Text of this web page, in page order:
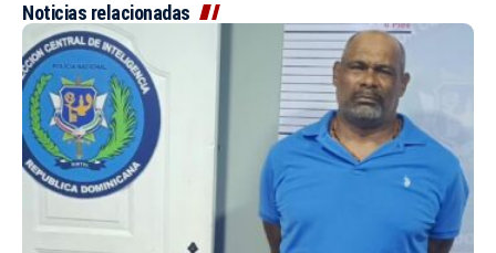
Noticias relacionadas